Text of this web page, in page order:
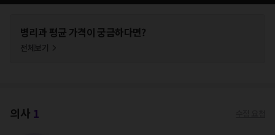
병리과 평균 가격이 궁금하다면?
전체보기
의사 1